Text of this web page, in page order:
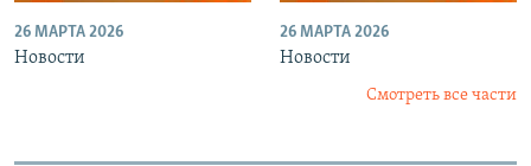
26 МАРТА 2026
Новости
26 МАРТА 2026
Новости
Смотреть все части